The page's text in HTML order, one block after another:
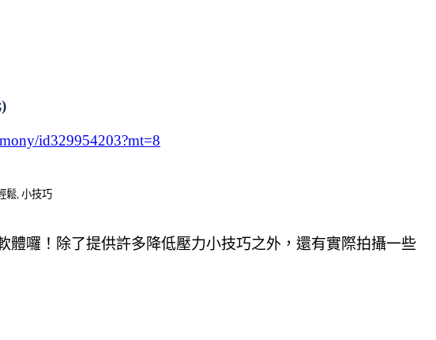
id329954203?mt=8
鬆, 小技巧
體囉！除了提供許多降低壓力小技巧之外，還有實際拍攝一些